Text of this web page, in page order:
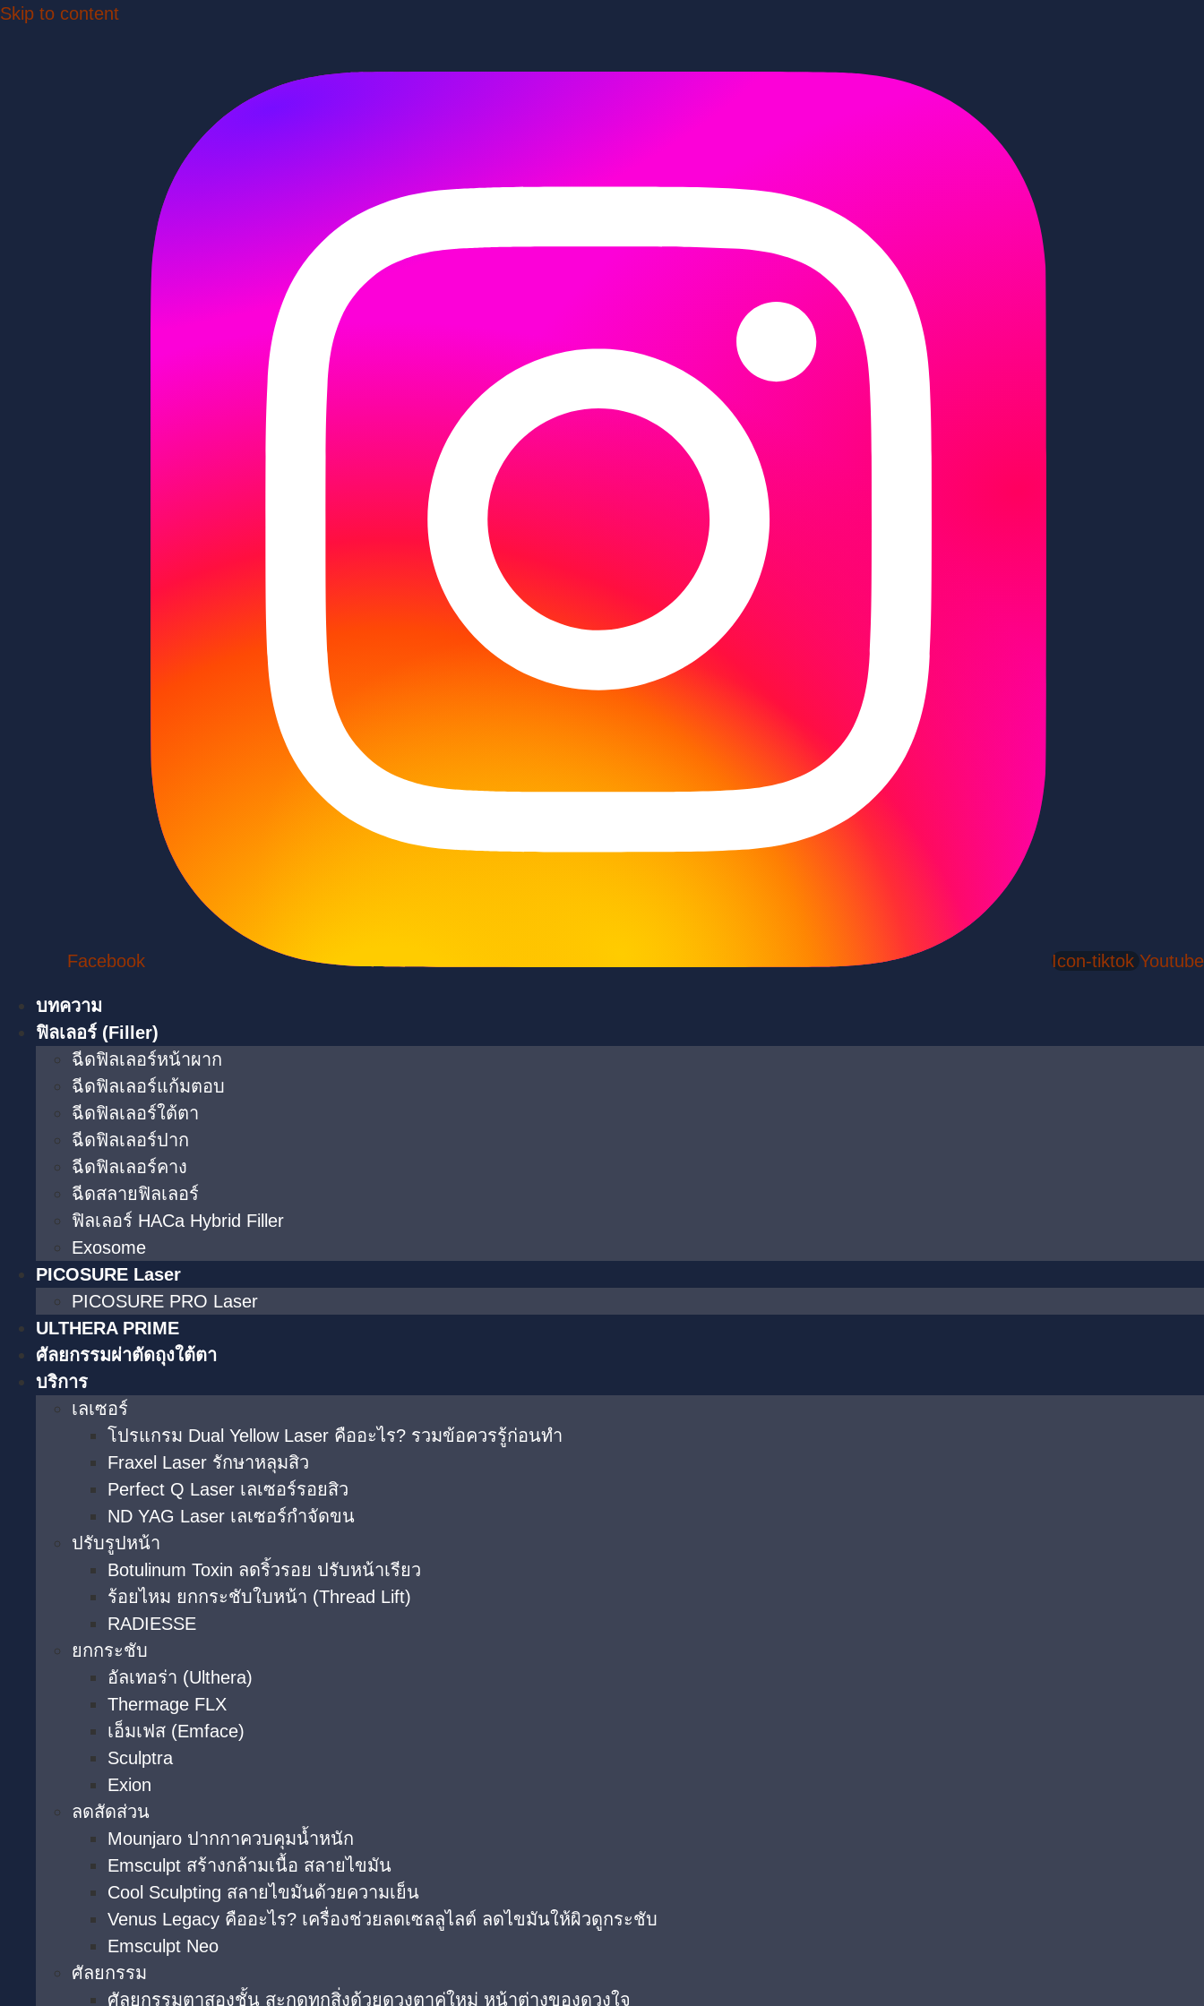
Skip to content
Facebook Icon-tiktok Youtube
บทความ
ฟิลเลอร์ (Filler)
ฉีดฟิลเลอร์หน้าผาก
ฉีดฟิลเลอร์แก้มตอบ
ฉีดฟิลเลอร์ใต้ตา​
ฉีดฟิลเลอร์ปาก
ฉีดฟิลเลอร์คาง
ฉีดสลายฟิลเลอร์
ฟิลเลอร์ HACa Hybrid Filler
Exosome
PICOSURE Laser
PICOSURE PRO Laser
ULTHERA PRIME
ศัลยกรรมผ่าตัดถุงใต้ตา
บริการ
เลเซอร์
โปรแกรม Dual Yellow Laser คืออะไร? รวมข้อควรรู้ก่อนทำ
Fraxel Laser รักษาหลุมสิว
Perfect Q Laser เลเซอร์รอยสิว
ND YAG Laser เลเซอร์กำจัดขน
ปรับรูปหน้า
Botulinum Toxin ลดริ้วรอย ปรับหน้าเรียว
ร้อยไหม ยกกระชับใบหน้า (Thread Lift)
RADIESSE
ยกกระชับ
อัลเทอร่า (Ulthera)
Thermage FLX
เอ็มเฟส (Emface)
Sculptra
Exion
ลดสัดส่วน
Mounjaro ปากกาควบคุมน้ำหนัก
Emsculpt สร้างกล้ามเนื้อ สลายไขมัน
Cool Sculpting สลายไขมันด้วยความเย็น
Venus Legacy คืออะไร? เครื่องช่วยลดเซลลูไลต์ ลดไขมันให้ผิวดูกระชับ
Emsculpt Neo
ศัลยกรรม
ศัลยกรรมตาสองชั้น สะกดทุกสิ่งด้วยดวงตาคู่ใหม่ หน้าต่างของดวงใจ